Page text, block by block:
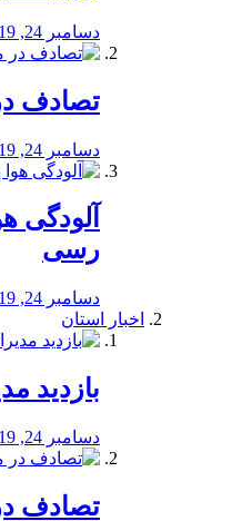
دسامبر 24, 2019
تصادف
دسامبر 24, 2019
آلودگی
رسی
دسامبر 24, 2019
اخبار استان
بازدید
دسامبر 24, 2019
تصادف